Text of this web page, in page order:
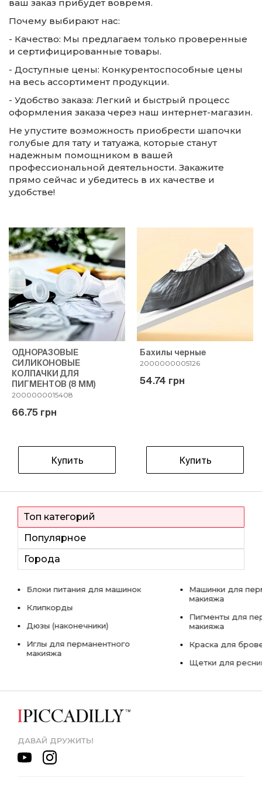
ваш заказ прибудет вовремя.
Почему выбирают нас:
- Качество: Мы предлагаем только проверенные
и сертифицированные товары.
- Доступные цены: Конкурентоспособные цены
на весь ассортимент продукции.
- Удобство заказа: Легкий и быстрый процесс
оформления заказа через наш интернет-магазин.
Не упустите возможность приобрести шапочки
голубые для тату и татуажа, которые станут
надежным помощником в вашей
профессиональной деятельности. Закажите
прямо сейчас и убедитесь в их качестве и
удобстве!
ОДНОРАЗОВЫЕ
СИЛИКОНОВЫЕ
КОЛПАЧКИ ДЛЯ
ПИГМЕНТОВ (8 ММ)
2000000015408
66.75 грн
Купить
Бахилы черные
2000000005126
54.74 грн
Купить
Топ категорий
Популярное
Города
Блоки питания для машинок
Клипкорды
Дюзы (наконечники)
Иглы для перманентного
макияжа
Машинки для
макияжа
Пигменты для
макияжа
Краска для
Щетки для
ДАВАЙ ДРУЖИТЬ!